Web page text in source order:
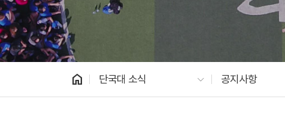
home 단국대 소식 공지사항